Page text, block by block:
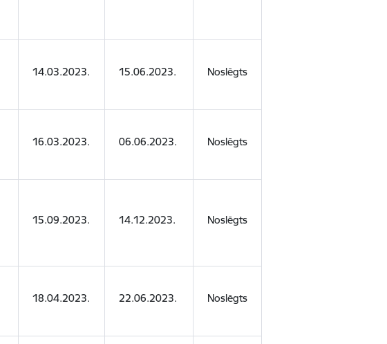
14.03.2023. 15.06.2023. Noslēgts
16.03.2023. 06.06.2023. Noslēgts
15.09.2023. 14.12.2023. Noslēgts
18.04.2023. 22.06.2023. Noslēgts